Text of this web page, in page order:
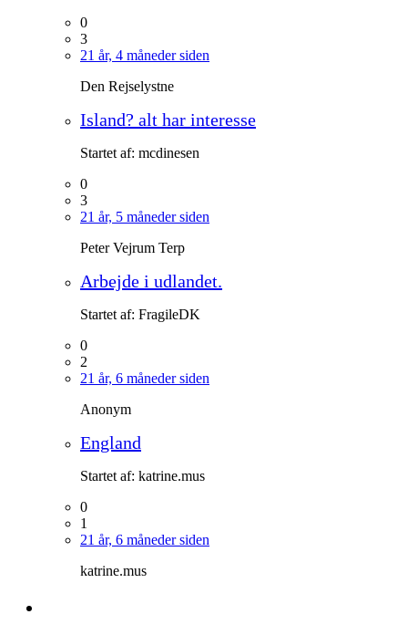
0
3
21 år, 4 måneder siden
Den Rejselystne
Island? alt har interesse
Startet af: mcdinesen
0
3
21 år, 5 måneder siden
Peter Vejrum Terp
Arbejde i udlandet.
Startet af: FragileDK
0
2
21 år, 6 måneder siden
Anonym
England
Startet af: katrine.mus
0
1
21 år, 6 måneder siden
katrine.mus